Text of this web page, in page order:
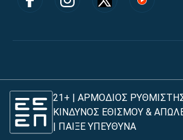
21+ | ΑΡΜΟΔΙΟΣ
ΚΙΝΔΥΝΟΣ ΕΘΙΣΜΟΥ &
| ΠΑΙΞΕ ΥΠΕΥΘΥΝΑ